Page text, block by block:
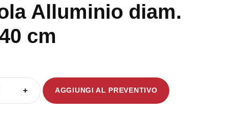
Alluminio diam.
cm
+ AGGIUNGI AL PREVENTIVO